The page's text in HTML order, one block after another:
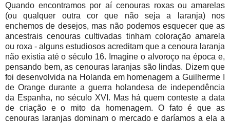
Quando encontramos por aí cenouras roxas ou amarelas
(ou qualquer outra cor que não seja a laranja) nos
enchemos de desejos, mas não podemos esquecer que as
ancestrais cenouras cultivadas tinham coloração amarela
ou roxa - alguns estudiosos acreditam que a cenoura laranja
não existia até o século 16. Imagine o alvoroço na época e,
pensando bem, as cenouras laranjas são lindas. Dizem que
foi desenvolvida na Holanda em homenagem a Guilherme I
de Orange durante a guerra holandesa de independência
da Espanha, no século XVI. Mas há quem conteste a data
de criação e o mito da homenagem. O fato é que as
cenouras laranjas dominam o mercado e daríamos a ela a